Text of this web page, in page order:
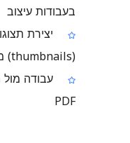
בעבודות עיצוב
יצירת
(thumbnails) מעמודי PDF
עבודה
PDF